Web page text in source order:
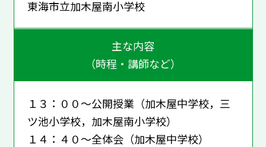
東海市立加木屋南小学校
主な内容
（時程・講師など）
１３：００～公開授業（加木屋中学校，三
ツ池小学校，加木屋南小学校）
１４：４０～全体会（加木屋中学校）